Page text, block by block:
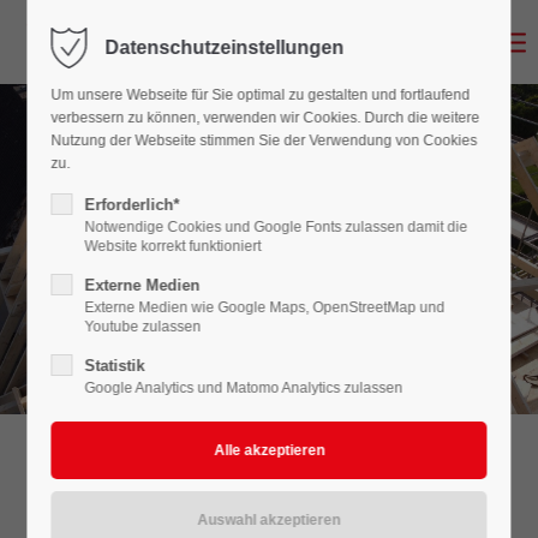
Login
Benutzername
Passwort
Register|Lost your password?
Lorem ipsum dolor sit amet:
Ihr Zimmerei-Meisterbetrieb
Thomas Nienkemper
aus Ennigerloh
Carports, Einhausungen,
Haustürvordächer - original aus
Datenschutzeinstellungen
Um unsere Webseite für Sie optimal zu gestalten und fortlaufend
verbessern zu können, verwenden wir Cookies. Durch die weitere
Nutzung der Webseite stimmen Sie der Verwendung von Cookies
zu.
Erforderlich*
Notwendige Cookies und Google Fonts zulassen damit die
Website korrekt funktioniert
Externe Medien
Externe Medien wie Google Maps, OpenStreetMap und
Youtube zulassen
Statistik
Google Analytics und Matomo Analytics zulassen